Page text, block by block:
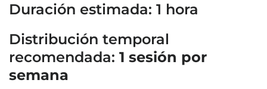
Duración estimada: 1 hora
Distribución temporal
recomendada: 1 sesión por
semana